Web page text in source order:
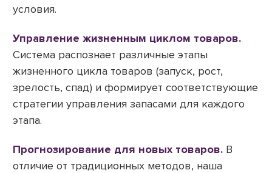
условия.
Управление жизненным циклом товаров.
Система распознает различные этапы
жизненного цикла товаров (запуск, рост,
зрелость, спад) и формирует соответствующие
стратегии управления запасами для каждого
этапа.
Прогнозирование для новых товаров. В
отличие от традиционных методов, наша